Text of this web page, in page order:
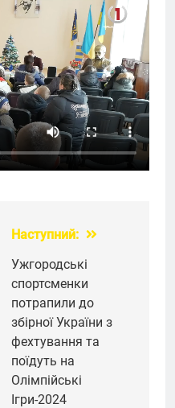
Наступний:
Ужгородські
спортсменки
потрапили до
збірної України з
фехтування та
поїдуть на
Олімпійські
Ігри-2024